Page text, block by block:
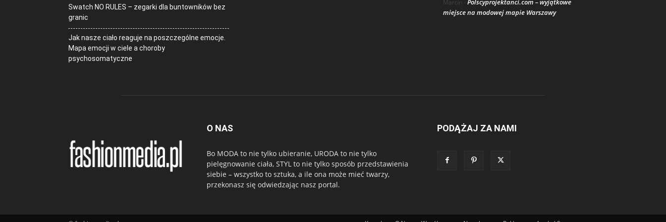
Swatch NO RULES – zegarki dla buntowników bez
granic
Jak nasze ciało reaguje na poszczególne emocje.
Mapa emocji w ciele a choroby
psychosomatyczne
Marcin - Polscyprojektanci.com – wyjątkowe
miejsce na modowej mapie Warszawy
O NAS
Bo MODA to nie tylko ubieranie, URODA to nie tylko
pielęgnowanie ciała, STYL to nie tylko sposób przedstawienia
siebie – wszystko to sztuka, a ile ona może mieć twarzy,
przekonasz się odwiedzając nasz portal.
PODĄŻAJ ZA NAMI